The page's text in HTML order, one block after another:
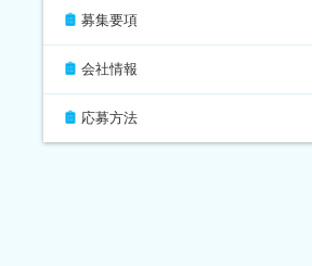
募集要項
会社情報
応募方法